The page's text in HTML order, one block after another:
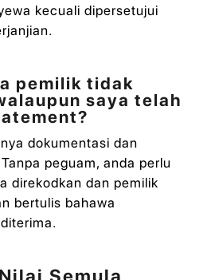
kecuali dipersetujui
pemilik tidak
saya telah
dokumentasi dan
peguam, anda perlu
direkodkan dan pemilik
bertulis bahawa